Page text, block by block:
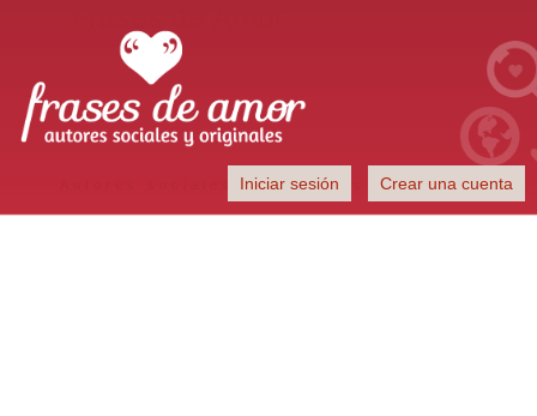
Autores sociales y originales
Iniciar sesión Crear una cuenta